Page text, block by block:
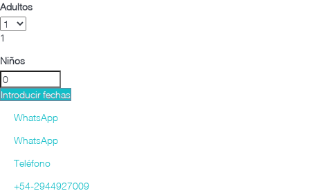
Adultos
1
Niños
Introducir fechas
WhatsApp
WhatsApp
Teléfono
+54-2944927009